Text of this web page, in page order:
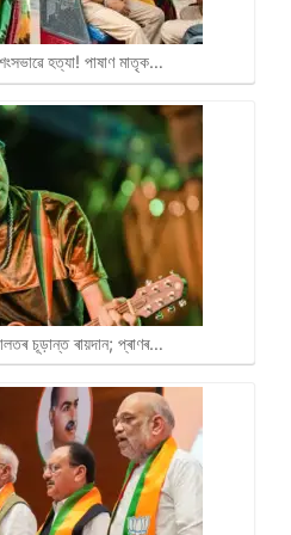
হত্যা! পাষাণ মাতৃক…
চূড়ান্ত ৰায়দান; প্ৰাণৰ…